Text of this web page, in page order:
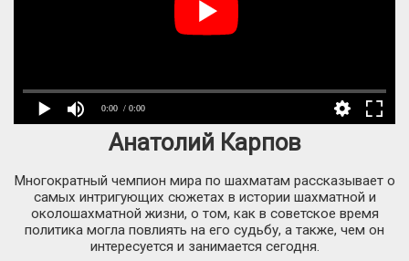
0:00 / 0:00
Анатолий Карпов
Многократный чемпион мира по шахматам рассказывает о
самых интригующих сюжетах в истории шахматной и
околошахматной жизни, о том, как в советское время
политика могла повлиять на его судьбу, а также, чем он
интересуется и занимается сегодня.